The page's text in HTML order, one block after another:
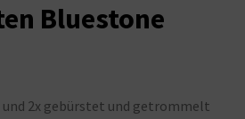
Bluestone
2x gebürstet und getrommelt